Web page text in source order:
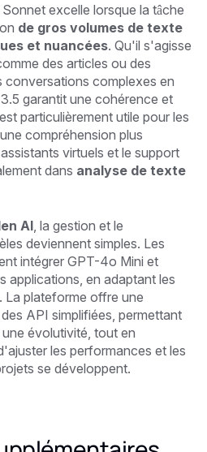
excelle lorsque la tâche
de gros volumes de texte
et nuancées. Qu'il s'agisse
des articles ou des
conversations complexes en
garantit une cohérence et
particulièrement utile pour les
compréhension plus
virtuels et le support
dans analyse de texte
AI , la gestion et le
deviennent simples. Les
intégrer GPT-4o Mini et
applications, en adaptant les
La plateforme offre une
API simplifiées, permettant
évolutivité, tout en
les performances et les
se développent.